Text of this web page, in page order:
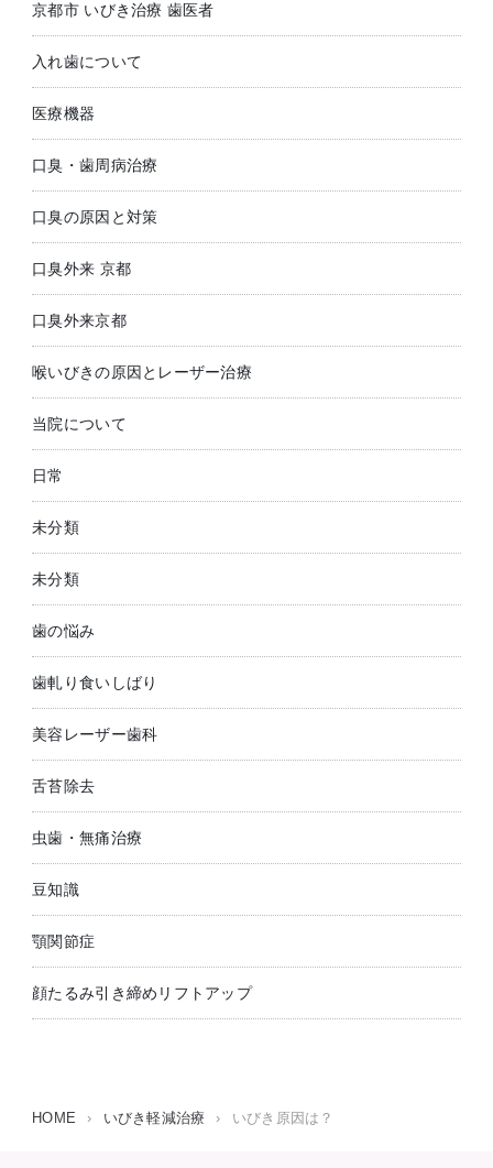
京都市 いびき治療 歯医者
入れ歯について
医療機器
口臭・歯周病治療
口臭の原因と対策
口臭外来 京都
口臭外来京都
喉いびきの原因とレーザー治療
当院について
日常
未分類
未分類
歯の悩み
歯軋り食いしばり
美容レーザー歯科
舌苔除去
虫歯・無痛治療
豆知識
顎関節症
顔たるみ引き締めリフトアップ
HOME › いびき軽減治療 › いびき原因は？